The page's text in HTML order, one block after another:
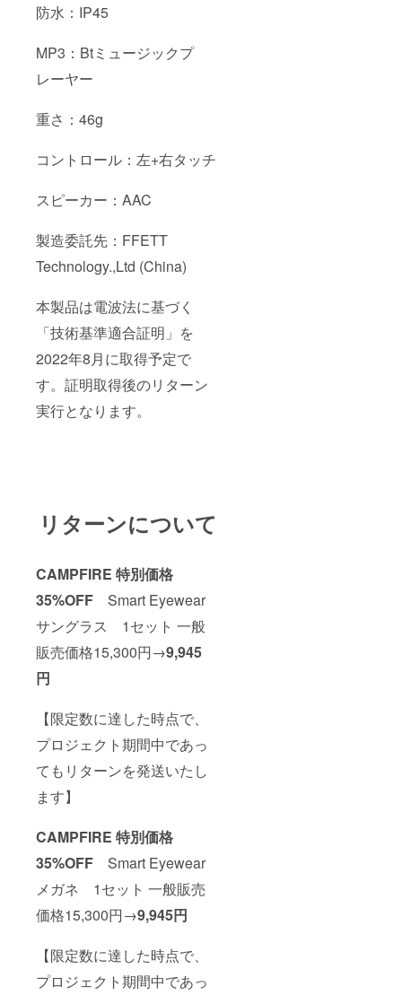
防水：IP45
MP3：Btミュージックプ
レーヤー
重さ：46g
コントロール：左+右タッチ
スピーカー：AAC
製造委託先：FFETT
Technology.,Ltd (China)
本製品は電波法に基づく
「技術基準適合証明」を
2022年8月に取得予定で
す。証明取得後のリターン
実行となります。
リターンについて
CAMPFIRE 特別価格
35%OFF Smart Eyewear
サングラス 1セット 一般
販売価格15,300円→9,945
円
【限定数に達した時点で、
プロジェクト期間中であっ
てもリターンを発送いたし
ます】
CAMPFIRE 特別価格
35%OFF Smart Eyewear
メガネ 1セット 一般販売
価格15,300円→9,945円
【限定数に達した時点で、
プロジェクト期間中であっ